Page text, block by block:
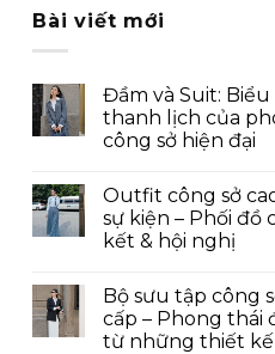
Bài viết mới
Đầm và Suit:
thanh lịch của
công sở hiện đại
Outfit công sở
sự kiện – Phối đồ
kết & hội nghị
Bộ sưu tập công
cấp – Phong thái
từ những thiết